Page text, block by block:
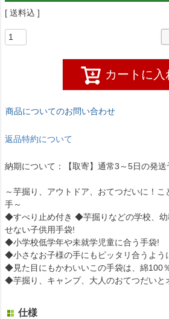
送料込
カートに入
商品についてのお問い合わせ
返品特約について
納期について：【取寄】通常3～5日の発
～芋掘り、アウトドア、おてつだいに！
手～
◆すべり止め付き ◆芋掘りなどの学校、幼
せない子供用手袋!
◆小学校低学年や未就学児童に合う手袋!
◆小さなお子様の手にもピッタリ合うよう
◆見た目にもかわいいこの手袋は、綿100
◆芋掘り、キャンプ、大人のおてつだいと
仕様